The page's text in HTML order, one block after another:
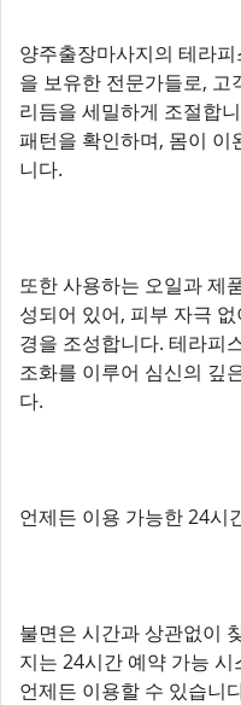
양주출장마사지의 테라
을 보유한 전문가들로, 고
리듬을 세밀하게 조절합
패턴을 확인하며, 몸이
니다.
또한 사용하는 오일과 제
성되어 있어, 피부 자극
경을 조성합니다. 테라피
조화를 이루어 심신의 깊
다.
언제든 이용 가능한 24시
불면은 시간과 상관없이
지는 24시간 예약 가능
언제든 이용할 수 있습니